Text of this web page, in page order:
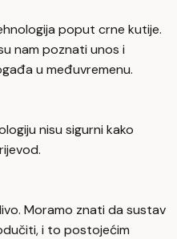
poput crne kutije.
nam poznati unos i
u međuvremenu.
nisu sigurni kako
Moramo znati da sustav
i to postojećim